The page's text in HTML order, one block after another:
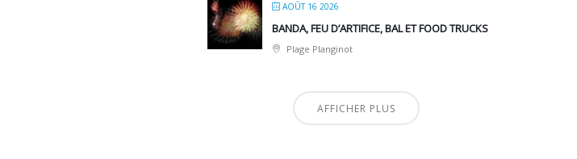
AOÛT 16 2026
BANDA, FEU D’ARTIFICE, BAL ET FOOD TRUCKS
Plage Planginot
AFFICHER PLUS